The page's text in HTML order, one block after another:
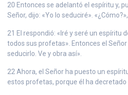
20 Entonces se adelantó el espíritu y,
Señor, dijo: «Yo lo seduciré».
21 El respondió: «Iré y seré un espíritu
todos sus profetas». Entonces el Señor
seducirlo. Ve y obra así».
22 Ahora, el Señor ha puesto un
estos profetas, porque él ha decretado